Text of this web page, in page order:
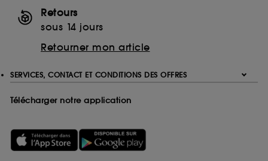
Retours
sous 14 jours
Retourner mon article
SERVICES, CONTACT ET CONDITIONS DES OFFRES
Télécharger notre application